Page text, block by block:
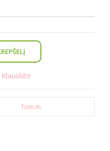
Klauskite
Tom.m